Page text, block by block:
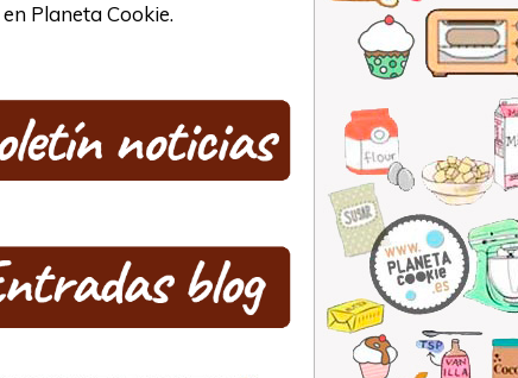
Planeta Cookie.